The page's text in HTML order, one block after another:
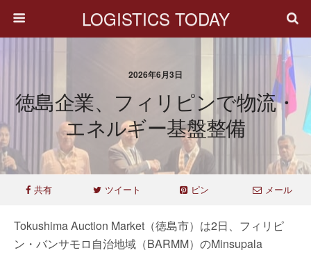
LOGISTICS TODAY
2026年6月3日
徳島企業、フィリピンで物流・
エネルギー基盤整備
共有 ツイート ピン メール
Tokushima Auction Market（徳島市）は2日、フィリピ
ン・バンサモロ自治地域（BARMM）のMinsupala